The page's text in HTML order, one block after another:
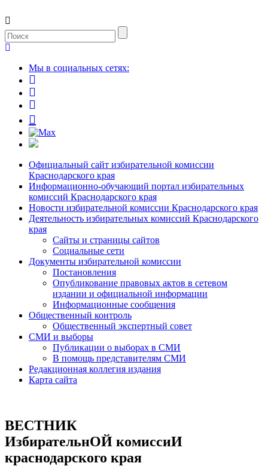
Мы в социальных сетях:
Официальный сайт избирательной комиссии
Краснодарского края
Информационно-обучающий портал избирательных
комиссий Краснодарского края
Новости избирательной комиссии Краснодарского края
Деятельность избирательных комиссий Краснодарского
края
Сайты и страницы сайтов
Социальные сети
Документы избирательной комиссии
Постановления
Опубликование правовых актов в сетевом
издании и официальной информации
Информационные сообщения
Общественный контроль
Общественный экспертный совет
СМИ и выборы
Публикации о выборах в СМИ
В помощь представителям СМИ
Редакционная коллегия издания
Карта сайта
ВЕСТНИК
ИзбирательнОЙ комиссиИ
краснодарского края